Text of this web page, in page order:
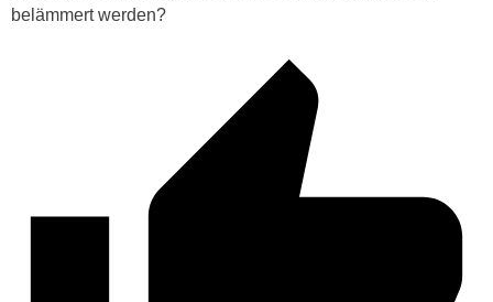
belämmert werden?